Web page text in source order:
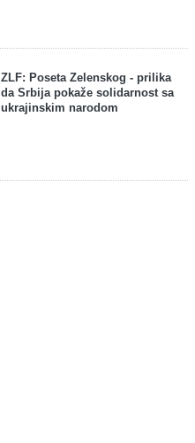
ZLF: Poseta Zelenskog - prilika
da Srbija pokaže solidarnost sa
ukrajinskim narodom